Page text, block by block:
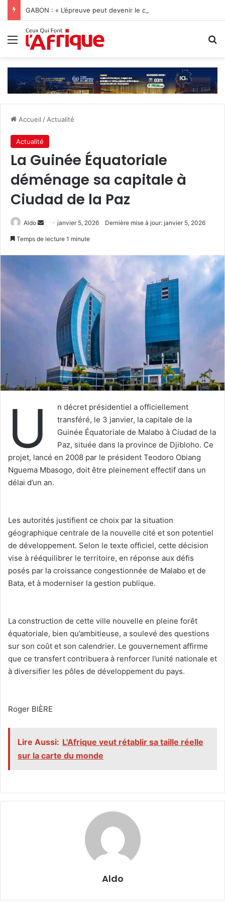
Menu
Accueil / Actualité
Actualité
La Guinée Équatoriale
déménage sa capitale à
Ciudad de la Paz
Aldo
Envoyerjanvier 5, 2026 Dernière mise à jour: janvier 5, 2026
Temps de lecture 1 minute
U
n décret présidentiel a officiellement
transféré, le 3 janvier, la capitale de la
Guinée Équatoriale de Malabo à Ciudad de la
Paz, située dans la province de Djibloho. Ce
projet, lancé en 2008 par le président Teodoro Obiang
Nguema Mbasogo, doit être pleinement effectif dans un
délai d’un an.
‎Les autorités justifient ce choix par la situation
géographique centrale de la nouvelle cité et son potentiel
de développement. Selon le texte officiel, cette décision
vise à rééquilibrer le territoire, en réponse aux défis
posés par la croissance congestionnée de Malabo et de
Bata, et à moderniser la gestion publique.
‎La construction de cette ville nouvelle en pleine forêt
équatoriale, bien qu’ambitieuse, a soulevé des questions
sur son coût et son calendrier. Le gouvernement affirme
que ce transfert contribuera à renforcer l’unité nationale et
à diversifier les pôles de développement du pays.
‎Roger BIÈRE
Lire Aussi: L'Afrique veut rétablir sa taille réelle
sur la carte du monde
Aldo